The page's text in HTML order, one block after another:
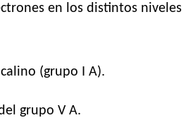
en los distintos niveles
(grupo I A).
grupo V A.